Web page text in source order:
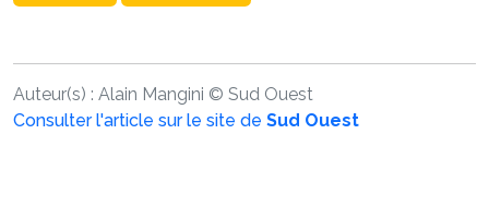
Auteur(s) : Alain Mangini © Sud Ouest
Consulter l'article sur le site de Sud Ouest